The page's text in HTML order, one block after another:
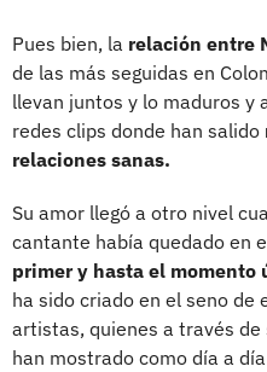
Pues bien, la relación entre
de las más seguidas en
llevan juntos y lo maduros y
redes clips donde han salido
relaciones sanas.
Su amor llegó a otro nivel
cantante había quedado en
primer y hasta el momento
ha sido criado en el seno de
artistas, quienes a través
han mostrado como día a día